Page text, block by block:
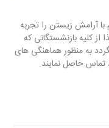
۵۰ سال در کنار هم با آرامش زیستن را تجربه
از کلیه بازنشستگانی که
می گردد به منظور هماهنگی های